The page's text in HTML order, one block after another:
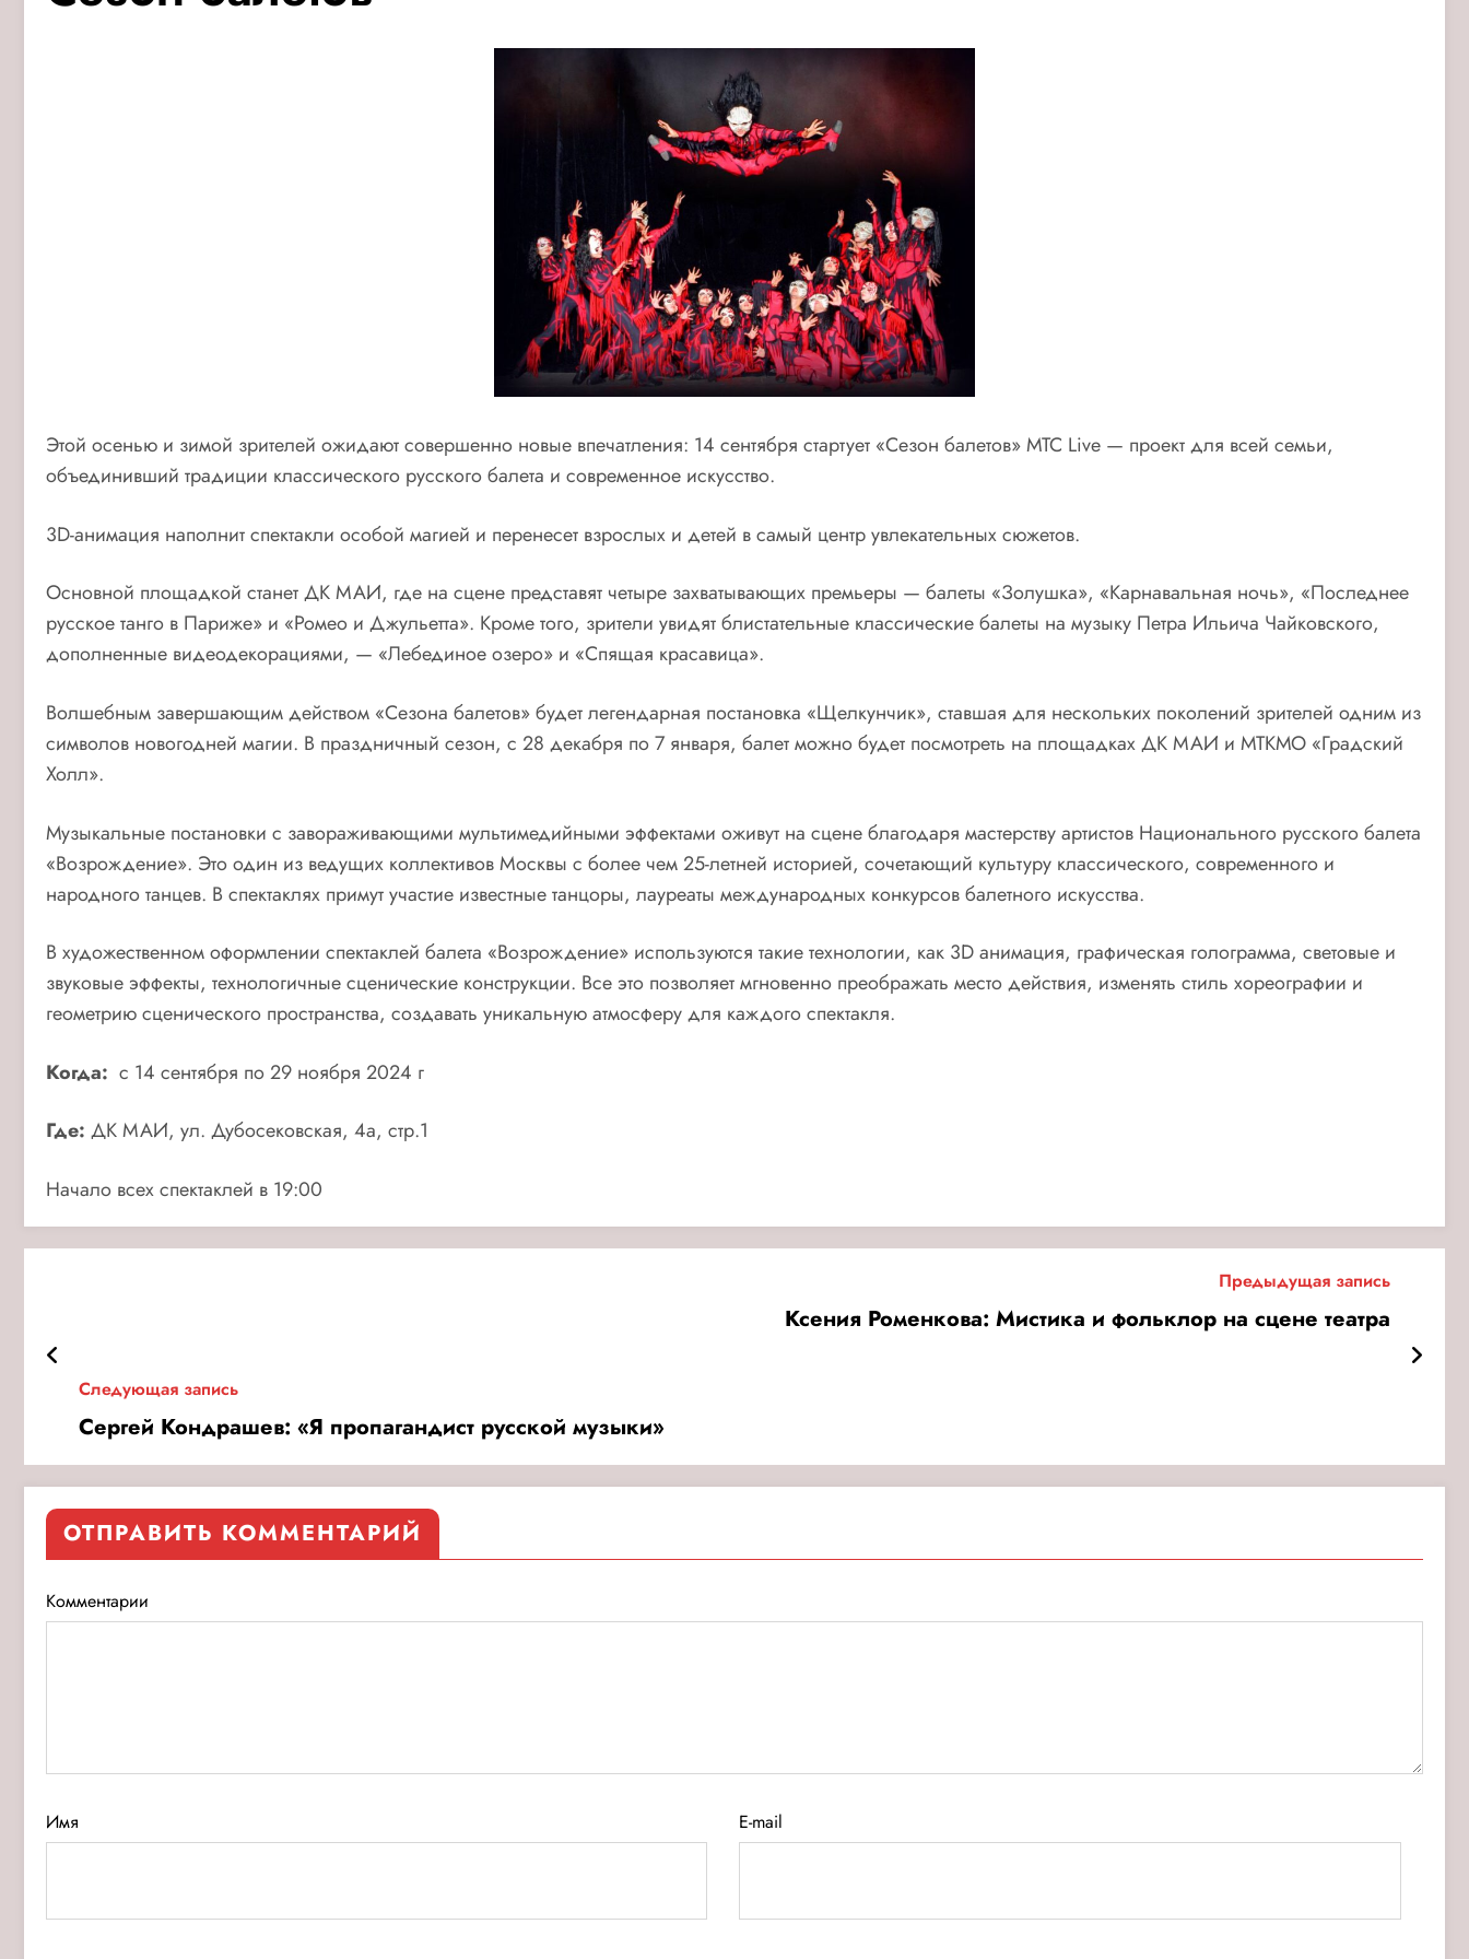
Этой осенью и зимой зрителей ожидают совершенно новые впечатления: 14 сентября стартует «Сезон балетов» МТС Live — проект для всей семьи,
объединивший традиции классического русского балета и современное искусство.
3D-анимация наполнит спектакли особой магией и перенесет взрослых и детей в самый центр увлекательных сюжетов.
Основной площадкой станет ДК МАИ, где на сцене представят четыре захватывающих премьеры — балеты «Золушка», «Карнавальная ночь», «Последнее
русское танго в Париже» и «Ромео и Джульетта». Кроме того, зрители увидят блистательные классические балеты на музыку Петра Ильича Чайковского,
дополненные видеодекорациями, — «Лебединое озеро» и «Спящая красавица».
Волшебным завершающим действом «Сезона балетов» будет легендарная постановка «Щелкунчик», ставшая для нескольких поколений зрителей одним из
символов новогодней магии. В праздничный сезон, с 28 декабря по 7 января, балет можно будет посмотреть на площадках ДК МАИ и МТКМО «Градский
Холл».
Музыкальные постановки с завораживающими мультимедийными эффектами оживут на сцене благодаря мастерству артистов Национального русского балета
«Возрождение». Это один из ведущих коллективов Москвы с более чем 25-летней историей, сочетающий культуру классического, современного и
народного танцев. В спектаклях примут участие известные танцоры, лауреаты международных конкурсов балетного искусства.
В художественном оформлении спектаклей балета «Возрождение» используются такие технологии, как 3D анимация, графическая голограмма, световые и
звуковые эффекты, технологичные сценические конструкции. Все это позволяет мгновенно преображать место действия, изменять стиль хореографии и
геометрию сценического пространства, создавать уникальную атмосферу для каждого спектакля.
Когда: с 14 сентября по 29 ноября 2024 г
Где: ДК МАИ, ул. Дубосековская, 4а, стр.1
Начало всех спектаклей в 19:00
Предыдущая запись
Ксения Роменкова: Мистика и фольклор на сцене театра
Следующая запись
Сергей Кондрашев: «Я пропагандист русской музыки»
ОТПРАВИТЬ КОММЕНТАРИЙ
Комментарии
Имя E-mail